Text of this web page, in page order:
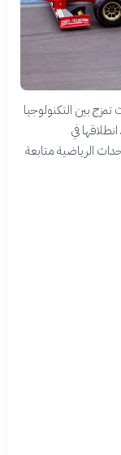
حيث تمزج بين التكنولوجيا
في
الرياضية متابعة